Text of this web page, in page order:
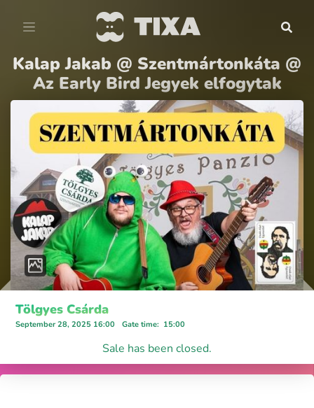
Kalap Jakab @ Szentmártonkáta @
Az Early Bird Jegyek elfogytak
Tölgyes Csárda
September 28, 2025 16:00 Gate time: 15:00
Sale has been closed.